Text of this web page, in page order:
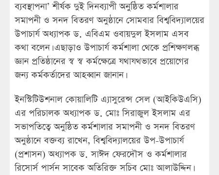
ব্যবস্থাপনা’ শীর্ষক দুই দিনব্যাপী অনুষ্ঠিত কর্মশালার
সমাপনী ও সনদ বিতরণ অনুষ্ঠানে সোমবার বিশ্ববিদ্যালয়ের
উপাচার্য অধ্যাপক ড. এবিএম ওবায়দুল ইসলাম এসব
কথা বলেন। এছাড়াও উপাচার্য কর্মশালা থেকে প্রশিক্ষণলব্ধ
জ্ঞান প্রতিষ্ঠানের স্ব স্ব কর্মক্ষেত্রে যথাযথভাবে প্রয়োগের
জন্য কর্মকর্তাদের আহব্বান জানান।
ইনস্টিটিউশনাল কোয়ালিটি এ্যাসুরেন্স সেল (আইকিউএসি)
এর পরিচালক অধ্যাপক ড. মোঃ সিরাজুল ইসলাম এর
সভাপতিত্বে অনুষ্ঠিত কর্মশালার সমাপনী ও সনদ বিতরণ
অনুষ্ঠানে বক্তব্য রাখেন, বিশ্ববিদ্যালয়ের উপ-উপাচার্য
(প্রশাসন) অধ্যাপক ড. সাঈদ ফেরদৌস ও কর্মশালার
রিসোর্স পার্সন সাবেক অতিরিক্ত সচিব মোঃ আলাউদ্দিন।